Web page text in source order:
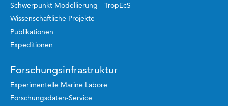
Schwerpunkt Modellierung - TropEcS
Wissenschaftliche Projekte
Publikationen
Expeditionen
Forschungsinfrastruktur
Experimentelle Marine Labore
Forschungsdaten-Service